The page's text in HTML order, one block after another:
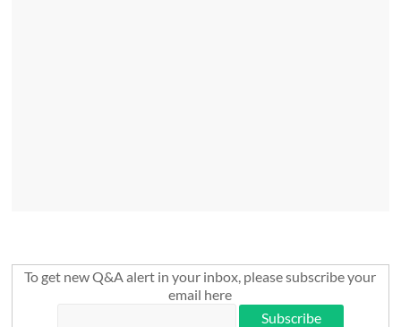
To get new Q&A alert in your inbox, please subscribe your
email here